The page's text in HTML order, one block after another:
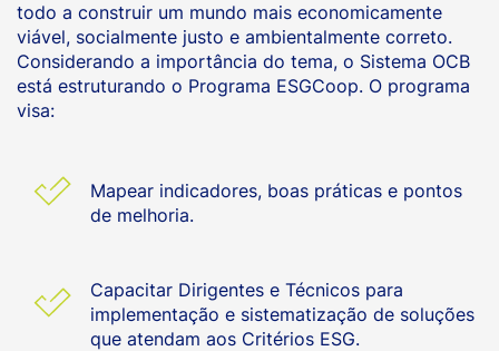
todo a construir um mundo mais economicamente
viável, socialmente justo e ambientalmente correto.
Considerando a importância do tema, o Sistema OCB
está estruturando o Programa ESGCoop. O programa
visa:
Mapear indicadores, boas práticas e pontos
de melhoria.
Capacitar Dirigentes e Técnicos para
implementação e sistematização de soluções
que atendam aos Critérios ESG.